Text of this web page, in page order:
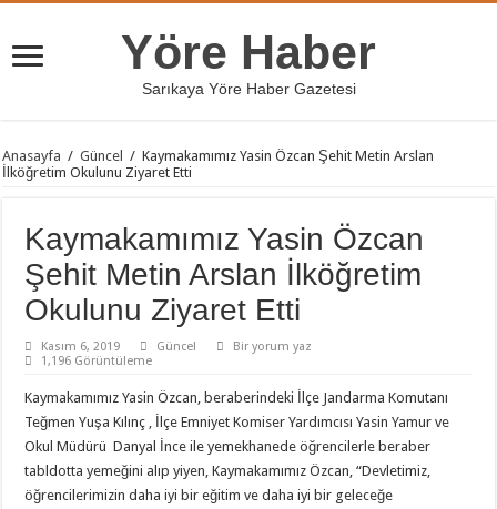
Yöre Haber
Sarıkaya Yöre Haber Gazetesi
Anasayfa / Güncel / Kaymakamımız Yasin Özcan Şehit Metin Arslan
İlköğretim Okulunu Ziyaret Etti
Kaymakamımız Yasin Özcan
Şehit Metin Arslan İlköğretim
Okulunu Ziyaret Etti
Kasım 6, 2019 Güncel
Bir yorum yaz
1,196 Görüntüleme
Kaymakamımız Yasin Özcan, beraberindeki İlçe Jandarma Komutanı
Teğmen Yuşa Kılınç , İlçe Emniyet Komiser Yardımcısı Yasin Yamur ve
Okul Müdürü Danyal İnce ile yemekhanede öğrencilerle beraber
tabldotta yemeğini alıp yiyen, Kaymakamımız Özcan, “Devletimiz,
öğrencilerimizin daha iyi bir eğitim ve daha iyi bir geleceğe